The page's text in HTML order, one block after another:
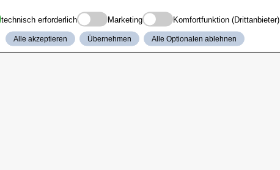
technisch erforderlich Marketing Komfortfunktion (Drittanbieter)
Alle akzeptieren Übernehmen Alle Optionalen ablehnen